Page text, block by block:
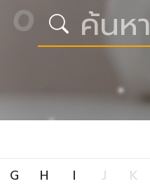
G H I J K